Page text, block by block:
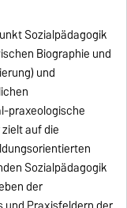
Sozialpädagogik
Biographie und
und
praxeologische
auf die
Sozialpädagogik
der